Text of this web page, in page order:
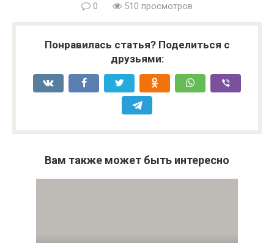
0 510 просмотров
Понравилась статья? Поделиться с
друзьями:
Вам также может быть интересно